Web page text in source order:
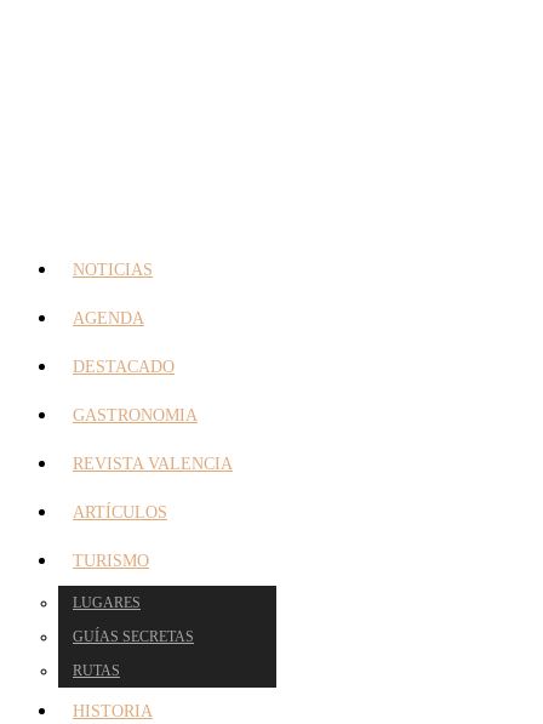
NOTICIAS
AGENDA
DESTACADO
GASTRONOMIA
REVISTA VALENCIA
ARTÍCULOS
TURISMO
LUGARES
GUÍAS SECRETAS
RUTAS
HISTORIA